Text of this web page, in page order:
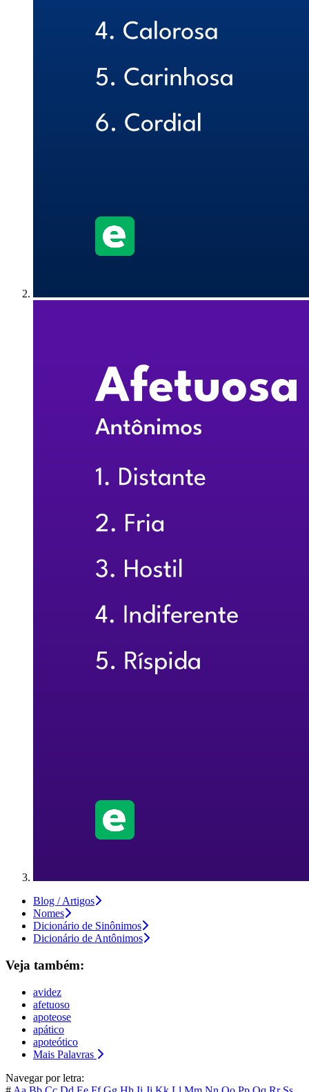
Blog / Artigos
Nomes
Dicionário de Sinônimos
Dicionário de Antônimos
Veja também:
avidez
afetuoso
apoteose
apático
apoteótico
Mais Palavras
Navegar por letra: